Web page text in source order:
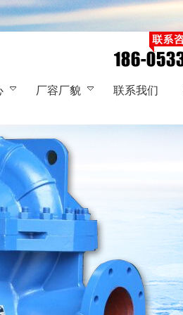
厂容厂貌 联系我们